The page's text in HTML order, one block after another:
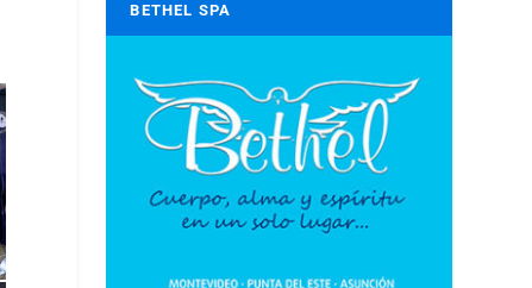
BETHEL SPA